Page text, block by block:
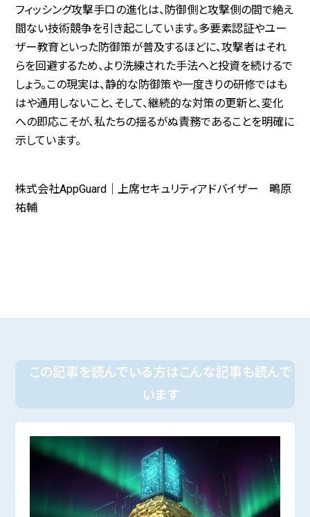
フィッシング攻撃手口の進化は、防御側と攻撃側の間で絶え
間ない技術競争を引き起こしています。多要素認証やユー
ザー教育といった防御策が普及するほどに、攻撃者はそれ
らを回避するため、より洗練された手法へと投資を続けるで
しょう。この現実は、静的な防御策や一度きりの研修ではも
はや通用しないこと、そして、継続的な対策の更新と、変化
への即応こそが、私たちの揺るがぬ責務であることを明確に
示しています。
株式会社AppGuard｜上席セキュリティアドバイザー 鴫原
祐輔
この記事を読んでいる方はこんな記事も読んで
います